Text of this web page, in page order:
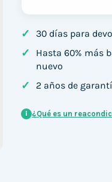
✓ 30 días para
✓
Hasta 60% más
nuevo
✓ 2 años de
i ¿Qué es un